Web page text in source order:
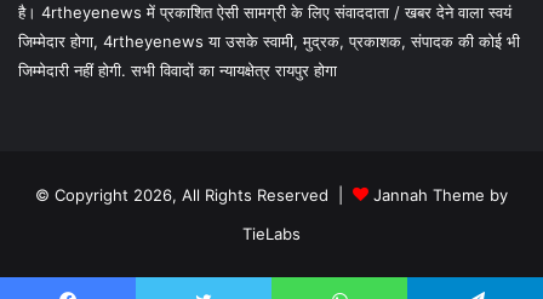
है। 4rtheyenews में प्रकाशित ऐसी सामग्री के लिए संवाददाता / खबर देने वाला स्वयं
जिम्मेदार होगा, 4rtheyenews या उसके स्वामी, मुद्रक, प्रकाशक, संपादक की कोई भी
जिम्मेदारी नहीं होगी. सभी विवादों का न्यायक्षेत्र रायपुर होगा
© Copyright 2026, All Rights Reserved |
Jannah Theme by
TieLabs